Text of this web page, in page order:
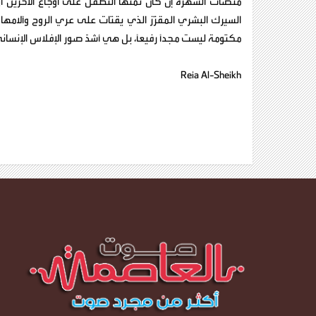
السيرك البشري المقزّز الذي يقتات على عري الروح
مكتومة ليست مجدًا رفيعًا، بل هي أشدّ صور الإفلاس
Reia Al-Sheikh